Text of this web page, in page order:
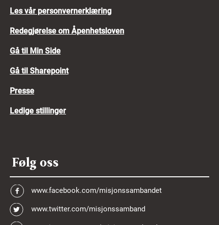
Les vår personvernerklæring
Redegjørelse om Åpenhetsloven
Gå til Min Side
Gå til Sharepoint
Presse
Ledige stillinger
Følg oss
www.facebook.com/misjonssambandet
www.twitter.com/misjonssamband